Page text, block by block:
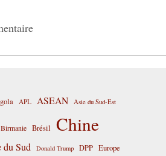
APL ASEAN Asie du Sud-Est
Birmanie Brésil Chine
du Sud Donald Trump DPP Europe